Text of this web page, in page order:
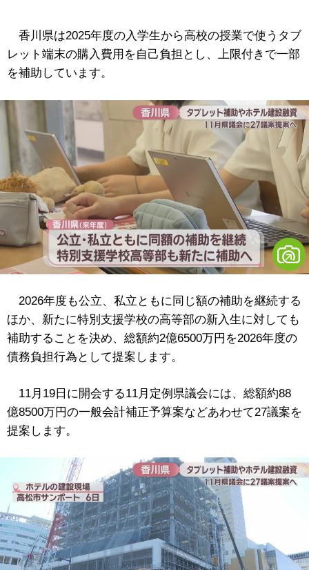
香川県は2025年度の入学生から高校の授業で使うタブ
レット端末の購入費用を自己負担とし、上限付きで一部
を補助しています。
2026年度も公立、私立ともに同じ額の補助を継続する
ほか、新たに特別支援学校の高等部の新入生に対しても
補助することを決め、総額約2億6500万円を2026年度の
債務負担行為として提案します。
11月19日に開会する11月定例県議会には、総額約88
億8500万円の一般会計補正予算案などあわせて27議案を
提案します。